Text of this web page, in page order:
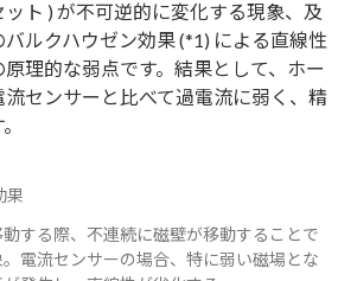
ト ) が不可逆的に変化する現象、及
ルクハウゼン効果 (*1) による直線性
理的な弱点です。結果として、ホー
センサーと比べて過電流に弱く、精
果
する際、不連続に磁壁が移動することで
電流センサーの場合、特に弱い磁場とな